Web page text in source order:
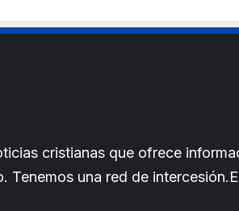
cristianas que ofrece
Tenemos una red de